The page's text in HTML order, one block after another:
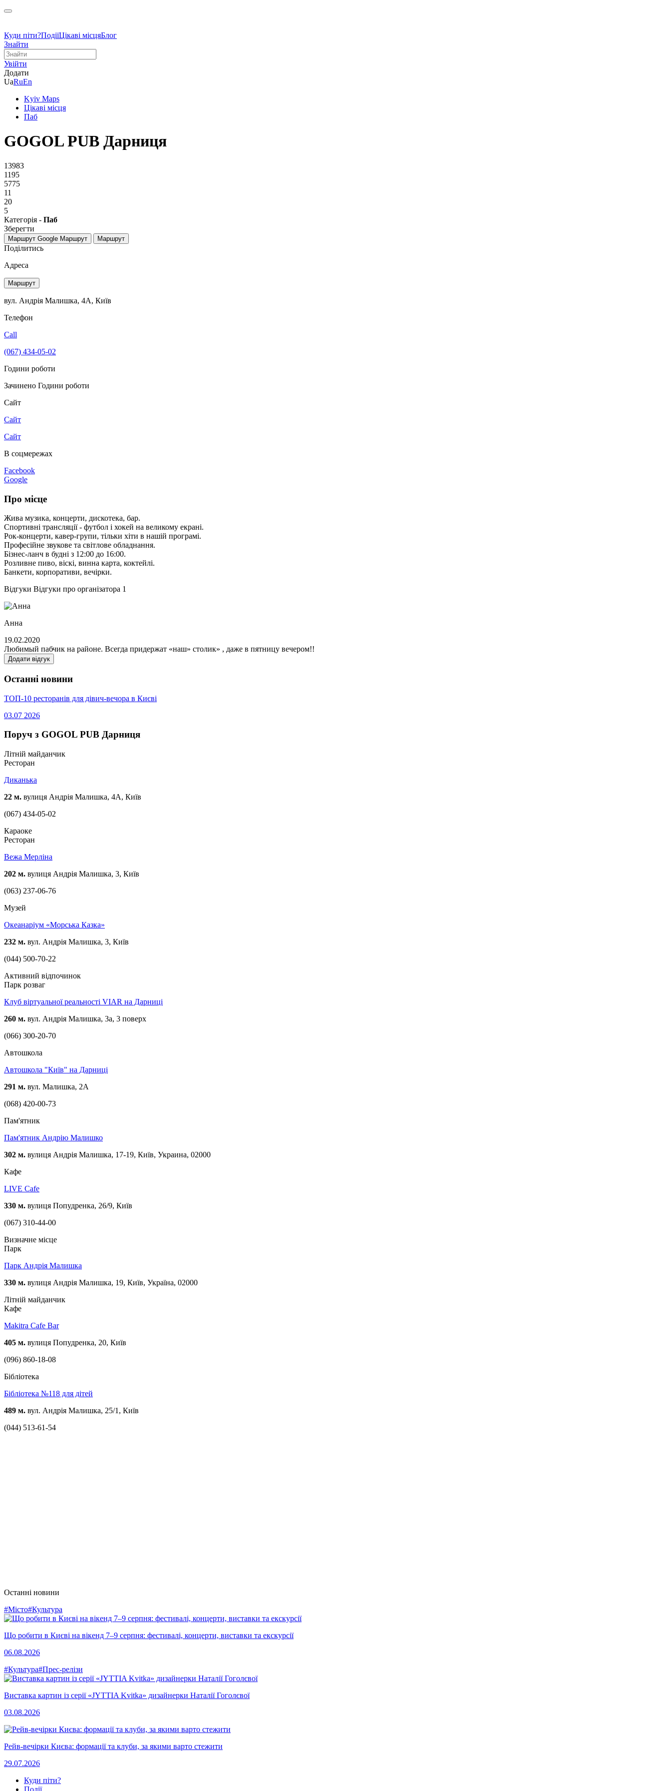
Куди піти?ПодіїЦікаві місцяБлог
Знайти
Увійти
Додати
UaRuEn
Kyiv Maps
Цікаві місця
Паб
GOGOL PUB Дарниця
13983
1195
5775
11
20
5
Категорія - Паб
Зберегти
Маршрут Google Маршрут Маршрут
Поділитись
Адреса
Маршрут
вул. Андрія Малишка, 4А, Київ
Телефон
Call
(067) 434-05-02
Години роботи
Зачинено Години роботи
Сайт
Сайт
Сайт
В соцмережах
Facebook
Google
Про місце
Жива музика, концерти, дискотека, бар.
Спортивні трансляції - футбол і хокей на великому екрані.
Рок-концерти, кавер-групи, тільки хіти в нашій програмі.
Професійне звукове та світлове обладнання.
Бізнес-ланч в будні з 12:00 до 16:00.
Розливне пиво, віскі, винна карта, коктейлі.
Банкети, корпоративи, вечірки.
Відгуки Відгуки про організатора 1
Анна
19.02.2020
Любимый пабчик на районе. Всегда придержат «наш» столик» , даже в пятницу вечером!!
Додати відгук
Останні новини
ТОП-10 ресторанів для дівич-вечора в Києві
03.07 2026
Поруч з GOGOL PUB Дарниця
Літній майданчик
Ресторан
Диканька
22 м. вулиця Андрія Малишка, 4А, Київ
(067) 434-05-02
Караоке
Ресторан
Вежа Мерліна
202 м. вулиця Андрія Малишка, 3, Київ
(063) 237-06-76
Музей
Океанаріум «Морська Казка»
232 м. вул. Андрія Малишка, 3, Київ
(044) 500-70-22
Активний відпочинок
Парк розваг
Клуб віртуальної реальності VIAR на Дарниці
260 м. вул. Андрія Малишка, 3а, 3 поверх
(066) 300-20-70
Автошкола
Автошкола "Київ" на Дарниці
291 м. вул. Малишка, 2А
(068) 420-00-73
Пам'ятник
Пам'ятник Андрію Малишко
302 м. вулиця Андрія Малишка, 17-19, Київ, Украина, 02000
Кафе
LIVE Cafe
330 м. вулиця Попудренка, 26/9, Київ
(067) 310-44-00
Визначне місце
Парк
Парк Андрія Малишка
330 м. вулиця Андрія Малишка, 19, Київ, Україна, 02000
Літній майданчик
Кафе
Makitra Cafe Bar
405 м. вулиця Попудренка, 20, Київ
(096) 860-18-08
Бібліотека
Бібліотека №118 для дітей
489 м. вул. Андрія Малишка, 25/1, Київ
(044) 513-61-54
Останні новини
#Місто#Культура
Що робити в Києві на вікенд 7–9 серпня: фестивалі, концерти, виставки та екскурсії
06.08.2026
#Культура#Прес-релізи
Виставка картин із серії «JYTTIA Kvitka» дизайнерки Наталії Гоголєвої
03.08.2026
Рейв-вечірки Києва: формації та клуби, за якими варто стежити
29.07.2026
Куди піти?